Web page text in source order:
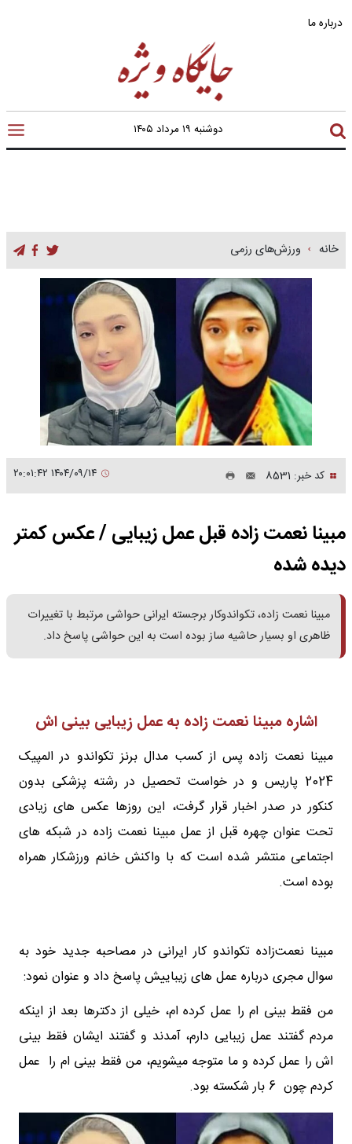
درباره ما
دوشنبه ۱۹ مرداد ۱۴۰۵
خانه ورزش‌های رزمی
کد خبر: 8531
مبینا نعمت زاده قبل عمل زیبایی / عکس کمتر
دیده شده
مبینا نعمت زاده، تکواندوکار برجسته ایرانی حواشی مرتبط با تغییرات
ظاهری او بسیار حاشیه ساز بوده است به این حواشی پاسخ داد.
اشاره مبینا نعمت زاده به عمل زیبایی بینی اش
مبینا نعمت زاده پس از کسب مدال برنز تکواندو در المپیک
2024 پاریس و در خواست تحصیل در رشته پزشکی بدون
کنکور در صدر اخبار قرار گرفت، این روزها عکس های زیادی
تحت عنوان چهره قبل از عمل مبینا نعمت زاده در شبکه های
اجتماعی منتشر شده است که با واکنش خانم ورزشکار همراه
بوده است.
مبینا نعمت‌زاده تکواندو کار ایرانی در مصاحبه جدید خود به
سوال مجری درباره عمل های زیباییش پاسخ داد و عنوان نمود:
من فقط بینی ام را عمل کرده ام، خیلی از دکترها بعد از اینکه
مردم گفتند عمل زیبایی دارم، آمدند و گفتند ایشان فقط بینی
اش را عمل کرده و ما متوجه میشویم، من فقط بینی ام را عمل
کردم چون 6 بار شکسته بود.